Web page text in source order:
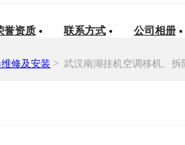
誉资质 联系方式 公司相册
修及安装 > 武汉南湖挂机空调移机、拆